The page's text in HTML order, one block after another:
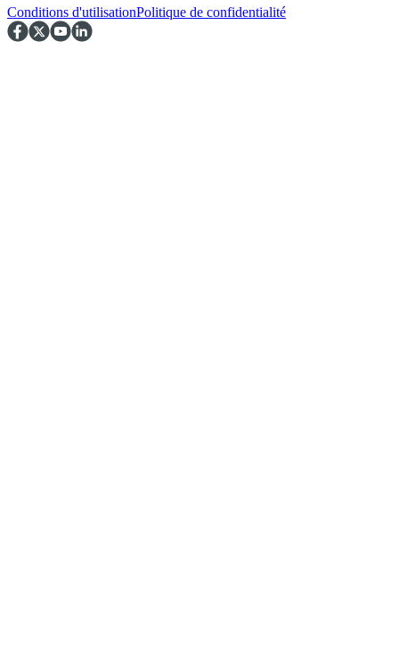
Conditions d'utilisationPolitique de confidentialité